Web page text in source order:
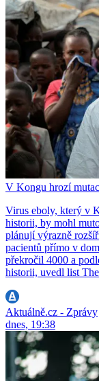
V Kongu hrozí
Virus eboly, který v
historii, by mohl
plánují výrazně
pacientů přímo v
překročil 4000 a
historii, uvedl list
Aktuálně.cz - Zprávy
dnes, 19:38